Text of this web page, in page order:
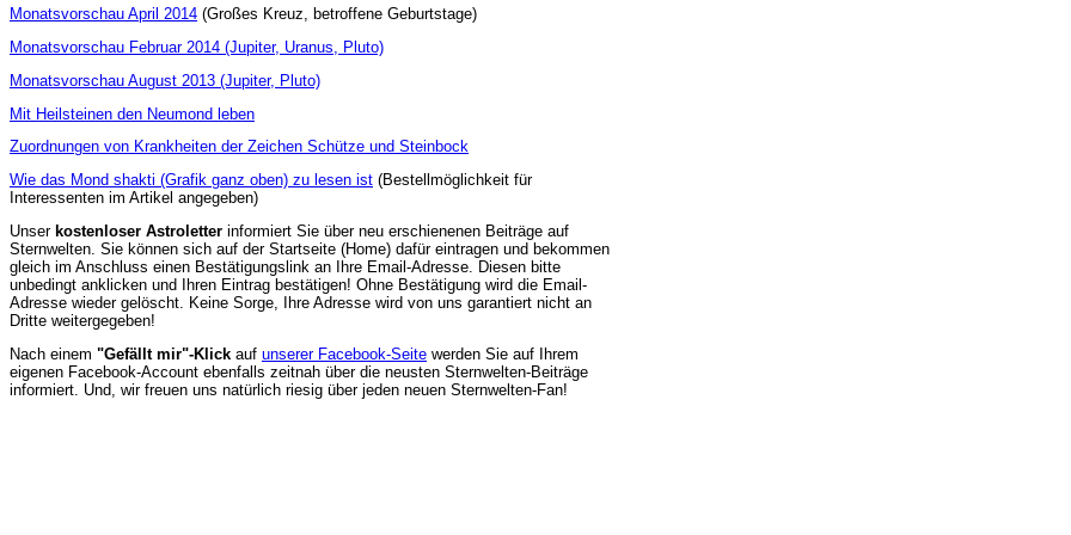
Monatsvorschau April 2014 (Großes Kreuz, betroffene Geburtstage)
Monatsvorschau Februar 2014 (Jupiter, Uranus, Pluto)
Monatsvorschau August 2013 (Jupiter, Pluto)
Mit Heilsteinen den Neumond leben
Zuordnungen von Krankheiten der Zeichen Schütze und Steinbock
Wie das Mond shakti (Grafik ganz oben) zu lesen ist (Bestellmöglichkeit für
Interessenten im Artikel angegeben)
Unserkostenloser Astroletter informiert Sie über neu erschienenen Beiträge auf
Sternwelten. Sie können sich auf der Startseite (Home) dafür eintragen und bekommen
gleich im Anschluss einen Bestätigungslink an Ihre Email-Adresse. Diesen bitte
unbedingt anklicken und Ihren Eintrag bestätigen! Ohne Bestätigung wird die Email-
Adresse wieder gelöscht. Keine Sorge, Ihre Adresse wird von uns garantiert nicht an
Dritte weitergegeben!
Nach einem "Gefällt mir"-Klick auf unserer Facebook-Seite werden Sie auf Ihrem
eigenen Facebook-Account ebenfalls zeitnah über die neusten Sternwelten-Beiträge
informiert. Und, wir freuen uns natürlich riesig über jeden neuen Sternwelten-Fan!